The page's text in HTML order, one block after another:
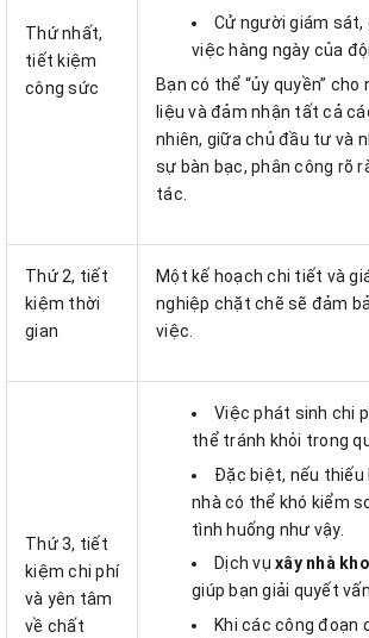
Thứ nhất,
tiết kiệm
công sức
Cử người giám sát,
việc hàng ngày của
Bạn có thể “ủy quyền” cho
liệu và đảm nhận tất cả
nhiên, giữa chủ đầu tư và
sự bàn bạc, phân công rõ
tác.
Thứ 2, tiết
kiệm thời
gian
Một kế hoạch chi tiết và
nghiệp chặt chẽ sẽ đảm
việc.
Thứ 3, tiết
kiệm chi phí
và yên tâm
về chất
Việc phát sinh chi
thể tránh khỏi trong
Đặc biệt, nếu thiếu
nhà có thể khó kiểm
tình huống như vậy.
Dịch vụ xây nhà
giúp bạn giải quyết
Khi các công đoạn